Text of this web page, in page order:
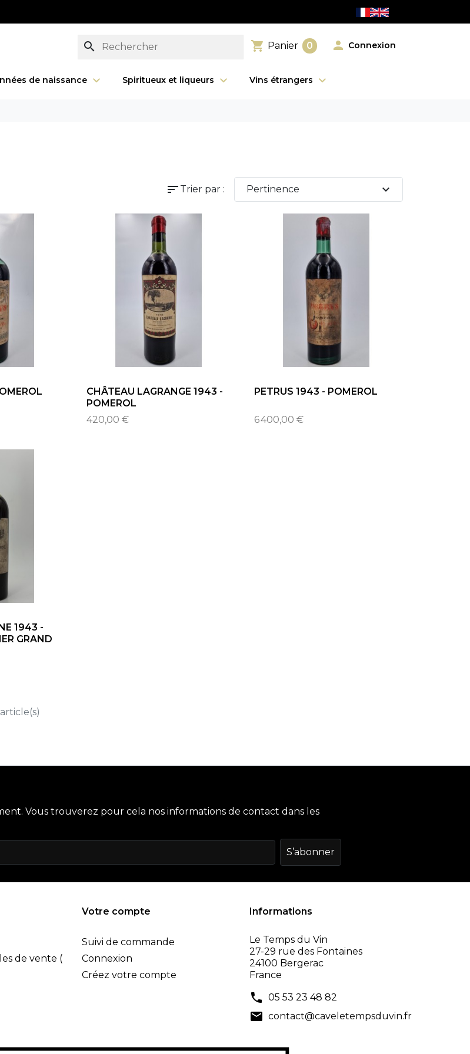
search shopping_cart Panier 0  Connexion
de naissance Spiritueux et liqueurs Vins étrangers
sort Trier par : Pertinence expand_more
CHÂTEAU LAGRANGE 1943 -
POMEROL
420,00 €
PETRUS 1943 - POMEROL
6 400,00 €
1943 -
GRAND
Vous trouverez pour cela nos informations de contact dans les
de vente (
Votre compte
Suivi de commande
Connexion
Créez votre compte
Informations
Le Temps du Vin
27-29 rue des Fontaines
24100 Bergerac
France
phone 05 53 23 48 82
mail contact@caveletempsduvin.fr